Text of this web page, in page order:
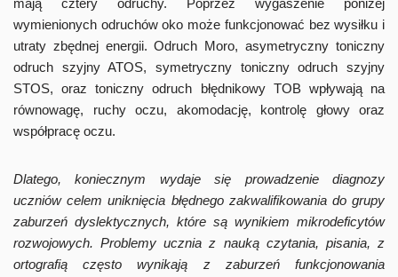
mają cztery odruchy. Poprzez wygaszenie poniżej
wymienionych odruchów oko może funkcjonować bez wysiłku i
utraty zbędnej energii. Odruch Moro, asymetryczny toniczny
odruch szyjny ATOS, symetryczny toniczny odruch szyjny
STOS, oraz toniczny odruch błędnikowy TOB wpływają na
równowagę, ruchy oczu, akomodację, kontrolę głowy oraz
współpracę oczu.
Dlatego, koniecznym wydaje się prowadzenie diagnozy
uczniów celem uniknięcia błędnego zakwalifikowania do grupy
zaburzeń dyslektycznych, które są wynikiem mikrodeficytów
rozwojowych. Problemy ucznia z nauką czytania, pisania, z
ortografią często wynikają z zaburzeń funkcjonowania